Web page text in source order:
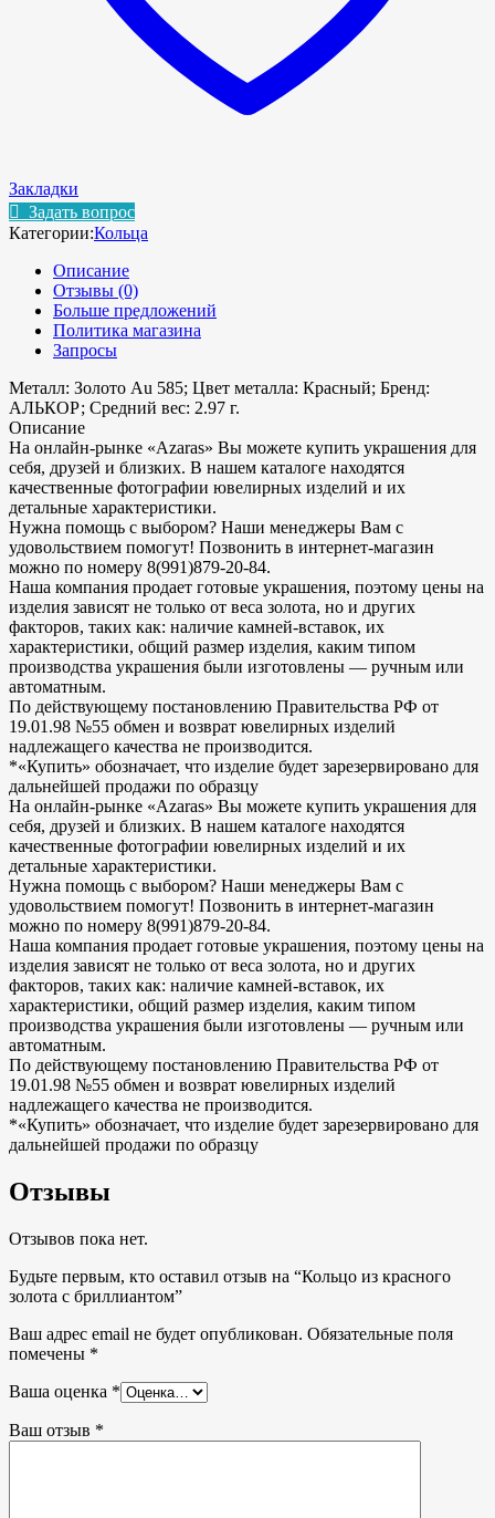
Закладки
Задать вопрос
Категории:Кольца
Описание
Отзывы (0)
Больше предложений
Политика магазина
Запросы
Металл: Золото Au 585; Цвет металла: Красный; Бренд:
АЛЬКОР; Средний вес: 2.97 г.
Описание
На онлайн-рынке «Azaras» Вы можете купить украшения для
себя, друзей и близких. В нашем каталоге находятся
качественные фотографии ювелирных изделий и их
детальные характеристики.
Нужна помощь с выбором? Наши менеджеры Вам с
удовольствием помогут! Позвонить в интернет-магазин
можно по номеру 8(991)879-20-84.
Наша компания продает готовые украшения, поэтому цены на
изделия зависят не только от веса золота, но и других
факторов, таких как: наличие камней-вставок, их
характеристики, общий размер изделия, каким типом
производства украшения были изготовлены — ручным или
автоматным.
По действующему постановлению Правительства РФ от
19.01.98 №55 обмен и возврат ювелирных изделий
надлежащего качества не производится.
*«Купить» обозначает, что изделие будет зарезервировано для
дальнейшей продажи по образцу
На онлайн-рынке «Azaras» Вы можете купить украшения для
себя, друзей и близких. В нашем каталоге находятся
качественные фотографии ювелирных изделий и их
детальные характеристики.
Нужна помощь с выбором? Наши менеджеры Вам с
удовольствием помогут! Позвонить в интернет-магазин
можно по номеру 8(991)879-20-84.
Наша компания продает готовые украшения, поэтому цены на
изделия зависят не только от веса золота, но и других
факторов, таких как: наличие камней-вставок, их
характеристики, общий размер изделия, каким типом
производства украшения были изготовлены — ручным или
автоматным.
По действующему постановлению Правительства РФ от
19.01.98 №55 обмен и возврат ювелирных изделий
надлежащего качества не производится.
*«Купить» обозначает, что изделие будет зарезервировано для
дальнейшей продажи по образцу
Отзывы
Отзывов пока нет.
Будьте первым, кто оставил отзыв на “Кольцо из красного
золота с бриллиантом”
Ваш адрес email не будет опубликован. Обязательные поля
помечены *
Ваша оценка *
Ваш отзыв *